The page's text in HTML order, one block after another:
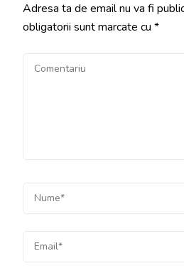
Adresa ta de email nu va fi
obligatorii sunt marcate cu *